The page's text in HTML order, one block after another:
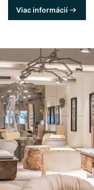
Viac informácií